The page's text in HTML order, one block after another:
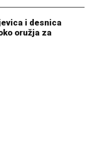
i desnica
oružja za